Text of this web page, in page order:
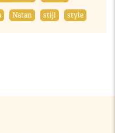
Natan stijl style